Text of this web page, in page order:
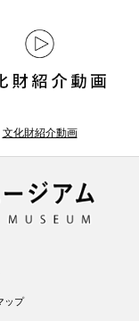
文化財紹介動画
ップ